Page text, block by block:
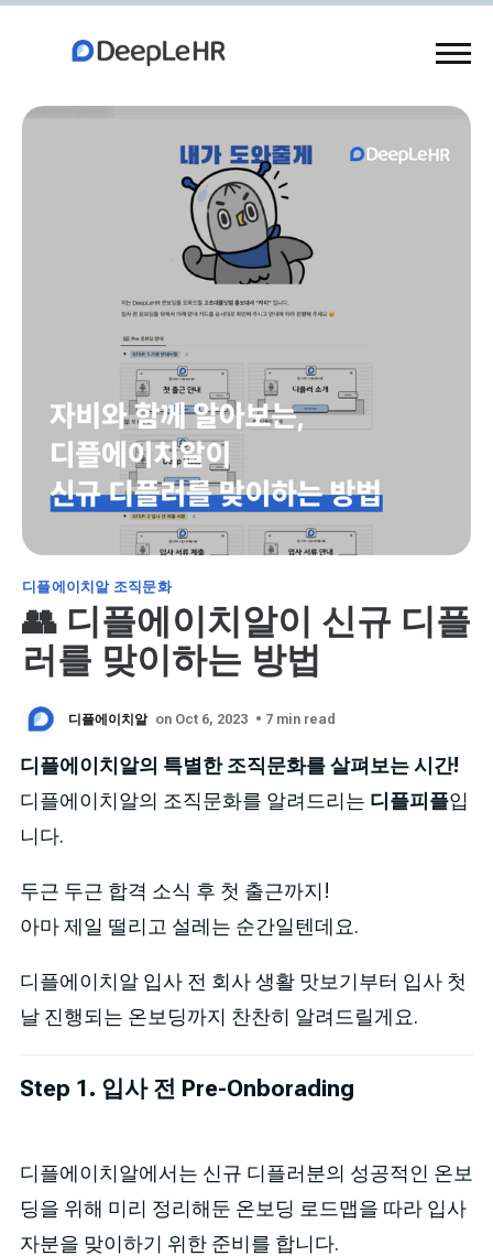
디플에이치알 조직문화
👥 디플에이치알이 신규 디플
러를 맞이하는 방법
디플에이치알 on Oct 6, 2023 • 7 min read
디플에이치알의 특별한 조직문화를 살펴보는 시간!
디플에이치알의 조직문화를 알려드리는 디플피플입
니다.
두근 두근 합격 소식 후 첫 출근까지!
아마 제일 떨리고 설레는 순간일텐데요.
디플에이치알 입사 전 회사 생활 맛보기부터 입사 첫
날 진행되는 온보딩까지 찬찬히 알려드릴게요.
Step 1. 입사 전 Pre-Onborading
디플에이치알에서는 신규 디플러분의 성공적인 온보
딩을 위해 미리 정리해둔 온보딩 로드맵을 따라 입사
자분을 맞이하기 위한 준비를 합니다.